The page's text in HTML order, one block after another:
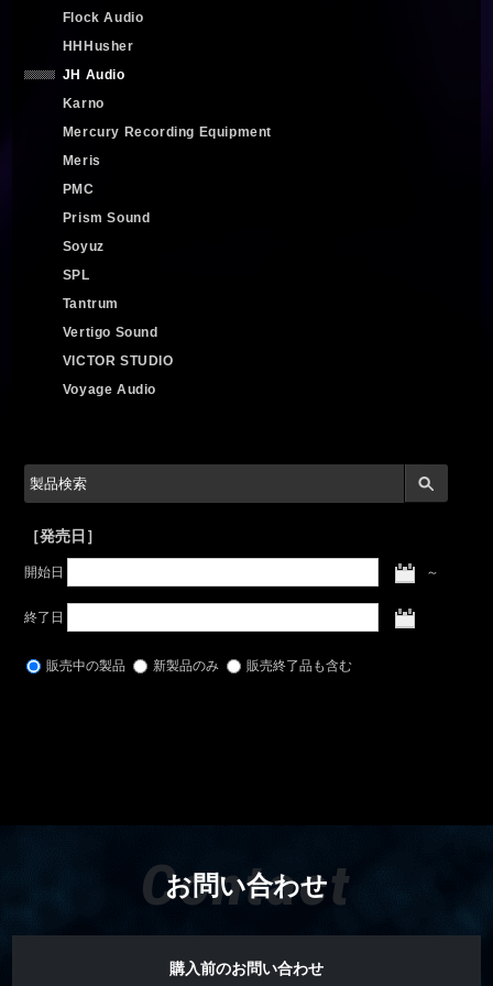
Flock Audio
HHHusher
JH Audio
Karno
Mercury Recording Equipment
Meris
PMC
Prism Sound
Soyuz
SPL
Tantrum
Vertigo Sound
VICTOR STUDIO
Voyage Audio
［発売日］
開始日 ～
終了日
販売中の製品 新製品のみ 販売終了品も含む
お問い合わせ
Contact
購入前のお問い合わせ